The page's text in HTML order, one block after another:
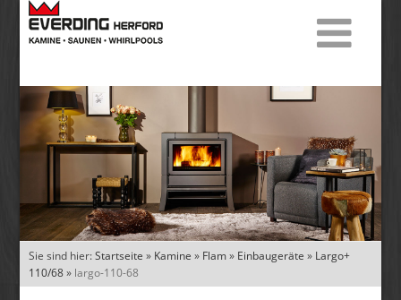
Sie sind hier:Startseite » Kamine » Flam» Einbaugeräte » Largo+
110/68» largo-110-68